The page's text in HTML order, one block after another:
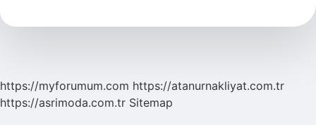
Bal
https://myforumum.com https://atanurnakliyat.com.tr
https://asrimoda.com.tr Sitemap